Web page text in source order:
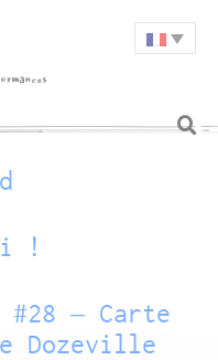
!
– Carte
Dozeville